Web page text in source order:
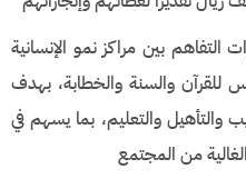
بين مراكز نمو الإنسانية
للقرآن والسنة والخطابة، بهدف
والتأهيل والتعليم، بما يسهم في
من المجتمع